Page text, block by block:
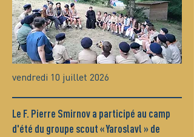
vendredi 10 juillet 2026
Le F. Pierre Smirnov a participé au camp
d'été du groupe scout « Yaroslavl » de